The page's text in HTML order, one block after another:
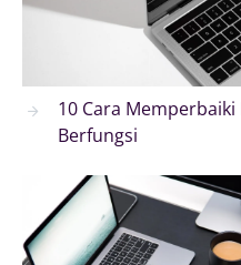
10 Cara
Berfungsi